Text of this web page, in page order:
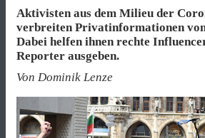
Aktivisten aus dem Milieu der
verbreiten Privatinformationen
Dabei helfen ihnen rechte
Reporter ausgeben.
Von Dominik Lenze